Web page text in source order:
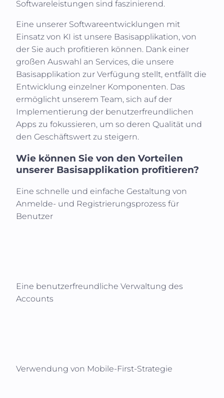
Softwareleistungen sind faszinierend.
Eine unserer Softwareentwicklungen mit
Einsatz von KI ist unsere Basisapplikation, von
der Sie auch profitieren können. Dank einer
großen Auswahl an Services, die unsere
Basisapplikation zur Verfügung stellt, entfällt die
Entwicklung einzelner Komponenten. Das
ermöglicht unserem Team, sich auf der
Implementierung der benutzerfreundlichen
Apps zu fokussieren, um so deren Qualität und
den Geschäftswert zu steigern.
Wie können Sie von den Vorteilen
unserer Basisapplikation profitieren?
Eine schnelle und einfache Gestaltung von
Anmelde- und Registrierungsprozess für
Benutzer
Eine benutzerfreundliche Verwaltung des
Accounts
Verwendung von Mobile-First-Strategie